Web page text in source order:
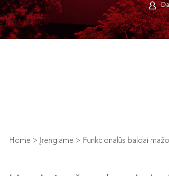
Home > Įrengiame > Funkcionalūs baldai